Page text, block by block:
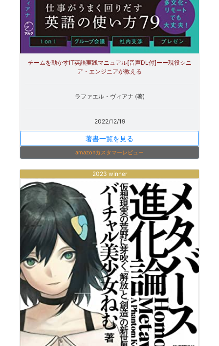
チームを動かすIT英語実践マニュアル[音声DL付]ーー現役シニ
ア・エンジニアが教える
ラファエル・ヴィアナ (著)
2022/12/19
著書一覧を見る
amazonカスタマーレビュー
2023 winner